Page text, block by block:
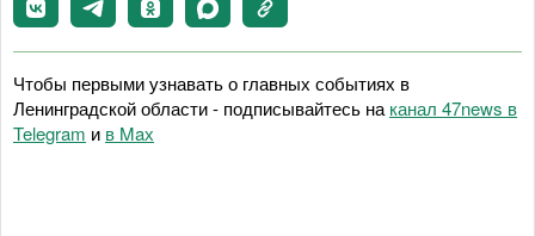
Чтобы первыми узнавать о главных событиях в
Ленинградской области - подписывайтесь наканал 47news в
Telegram и в Maх